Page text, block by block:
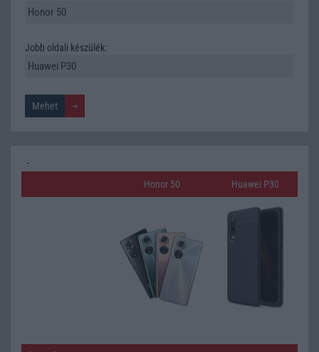
Jobb oldali készülék:
Honor 50 Huawei P30